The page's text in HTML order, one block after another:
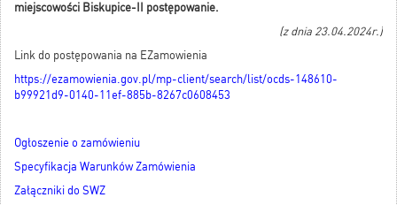
miejscowości Biskupice-II postępowanie.
(z dnia 23.04.2024r.)
Link do postępowania na EZamowienia
https://ezamowienia.gov.pl/mp-client/search/list/ocds-148610-
b99921d9-0140-11ef-885b-8267c0608453
Ogłoszenie o zamówieniu
Specyfikacja Warunków Zamówienia
Załączniki do SWZ